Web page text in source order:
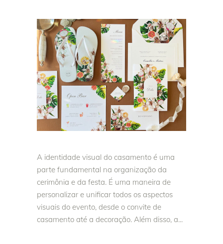
A identidade visual do casamento é uma
parte fundamental na organização da
cerimônia e da festa. É uma maneira de
personalizar e unificar todos os aspectos
visuais do evento, desde o convite de
casamento até a decoração. Além disso, a